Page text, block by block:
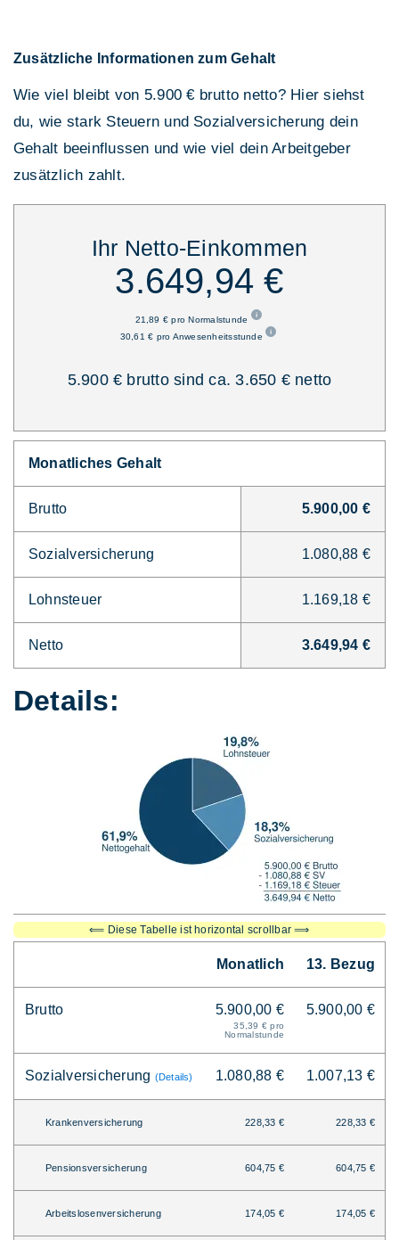
Zusätzliche Informationen zum Gehalt
Wie viel bleibt von 5.900 € brutto netto? Hier siehst
du, wie stark Steuern und Sozialversicherung dein
Gehalt beeinflussen und wie viel dein Arbeitgeber
zusätzlich zahlt.
Ihr Netto-Einkommen
3.649,94 €
21,89 € pro Normalstunde
30,61 € pro Anwesenheitsstunde
5.900 € brutto sind ca. 3.650 € netto
Monatliches Gehalt
Brutto 5.900,00 €
Sozialversicherung 1.080,88 €
Lohnsteuer 1.169,18 €
Netto 3.649,94 €
Details:
⟸ Diese Tabelle ist horizontal scrollbar ⟹
Monatlich 13. Bezug
Brutto 5.900,00 €
35,39 € pro
Normalstunde
5.900,00 €
Sozialversicherung (Details) 1.080,88 € 1.007,13 €
Krankenversicherung 228,33 € 228,33 €
Pensionsversicherung 604,75 € 604,75 €
Arbeitslosenversicherung 174,05 € 174,05 €